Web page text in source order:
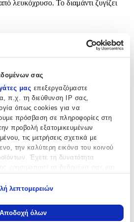
σας
μας επεξεργαζόμαστε
π.χ. τη διεύθυνση IP σας,
όπως cookies για να
πρόσβαση σε πληροφορίες στη
προβολή εξατομικευμένων
τις μετρήσεις σχετικά με
την καλύτερη εικόνα του κοινού
Έχετε τη δυνατότητα
σχετικά με τη γεωγραφική
μπορεί να είναι ακριβείς σε
λεπτομερειών
Αποδοχή όλων
λευκόχρυσο. Το διαμάντι ζυγίζει
λευκόχρυσο. Το διαμάντι ζυγίζει